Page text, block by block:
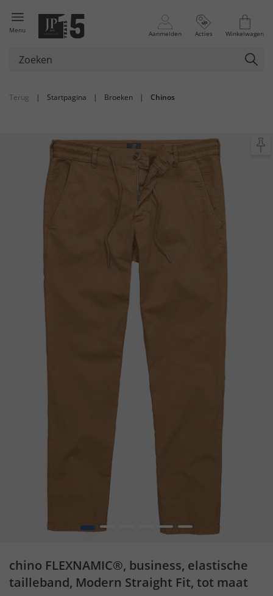
Menu Aanmelden Acties Winkelwagen
Terug | Startpagina | Broeken | Chinos
1 2 5 6
chino FLEXNAMIC®, business, elastische
tailleband, Modern Straight Fit, tot maat